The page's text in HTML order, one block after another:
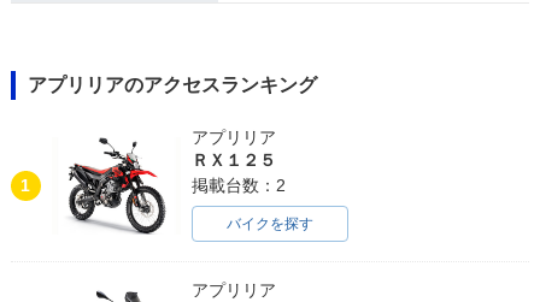
アプリリアのアクセスランキング
1
アプリリア
ＲＸ１２５
掲載台数：2
バイクを探す
アプリリア